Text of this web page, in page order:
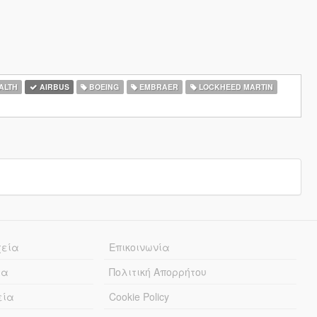
AIRBUS BOEING EMBRAER LOCKHEED MARTIN
Επικοινωνία
Πολιτική Απορρήτου
Cookie Policy